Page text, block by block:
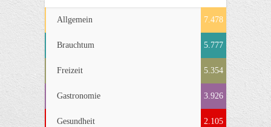
Allgemein 7.478
Brauchtum 5.777
Freizeit 5.354
Gastronomie 3.926
Gesundheit 2.105